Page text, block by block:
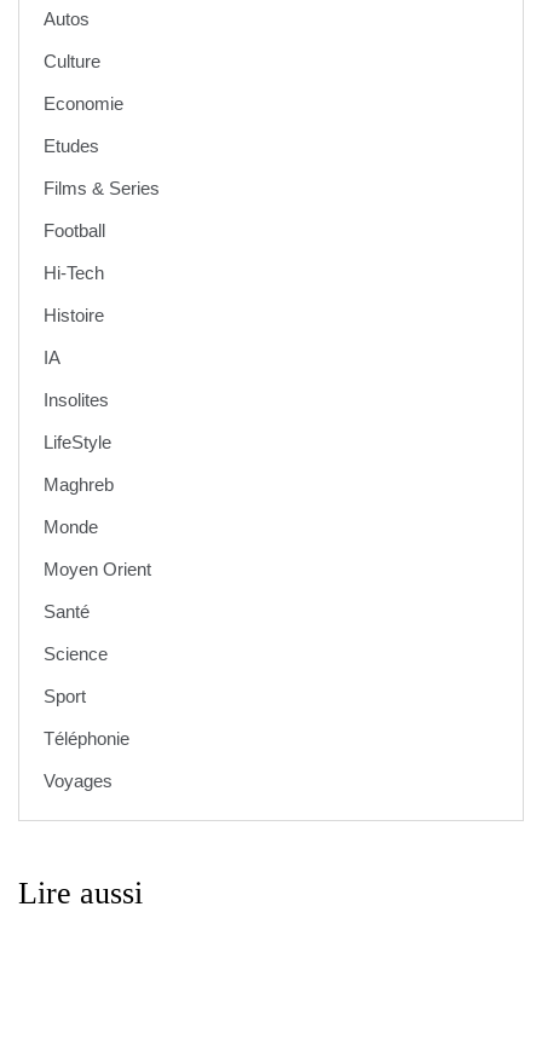
Autos
Culture
Economie
Etudes
Films & Series
Football
Hi-Tech
Histoire
IA
Insolites
LifeStyle
Maghreb
Monde
Moyen Orient
Santé
Science
Sport
Téléphonie
Voyages
Lire aussi